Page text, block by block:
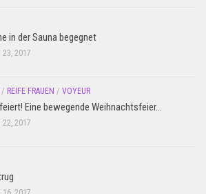
in der Sauna begegnet
23, 2017
/ REIFE FRAUEN / VOYEUR
Eine bewegende Weihnachtsfeier…
22, 2017